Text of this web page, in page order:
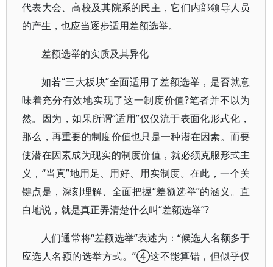
代表大会、高校及其院系的民主，它们内部领导人员
的产生，也应当逐步适用差额选举。
差额选举的实质及其异化
如若“三大板块”全面适用了差额选举，是否就意
味着充分有效地实现了这一制度价值?笔者并不以为
然。因为，如果所谓“适用”仅仅流于表面化形式化，
那么，再重要的制度价值也只是一种潜在因素。而要
使潜在因素成为现实的制度价值，就必须克服形式主
义，“当真”地用足、用好、用实制度。在此，一个关
键点是，深刻理解、全面把握“差额选举”的涵义。直
白地说，就是真正弄清楚什么叫“差额选举”?
人们通常将“差额选举”表述为：“候选人名额多于
应选人名额的选举方式。”④这不能算错，但似乎仅